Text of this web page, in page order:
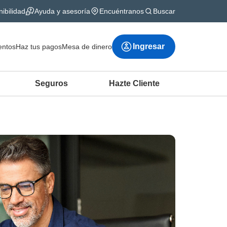
Ayuda y asesoría Encuéntranos Buscar
Haz tus pagosMesa de dinero Ingresar
Seguros Hazte Cliente